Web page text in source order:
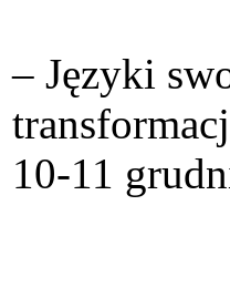
– Języki
10-11